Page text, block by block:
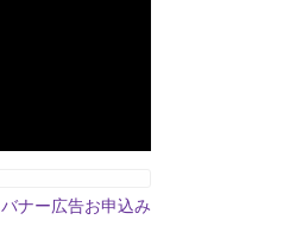
バナー広告お申込み